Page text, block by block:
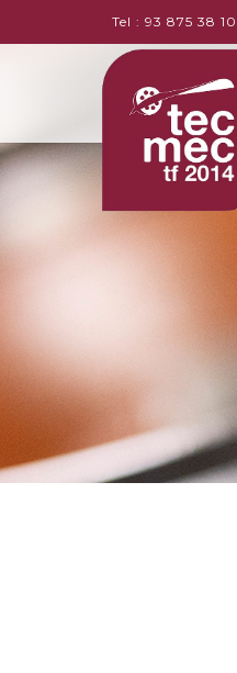
Tel : 93 875 38 10